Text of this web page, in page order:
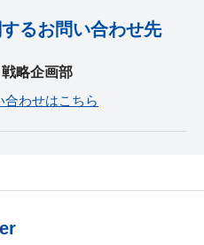
るお問い合わせ先
略企画部
合わせはこちら